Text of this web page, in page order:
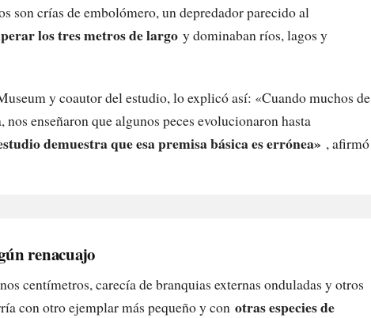
son crías de embolómero, un depredador parecido al
los tres metros de largo y dominaban ríos, lagos y
y coautor del estudio, lo explicó así: «Cuando muchos de
nos enseñaron que algunos peces evolucionaron hasta
demuestra que esa premisa básica es errónea» , afirmó
renacuajo
centímetros, carecía de branquias externas onduladas y otros
con otro ejemplar más pequeño y con otras especies de